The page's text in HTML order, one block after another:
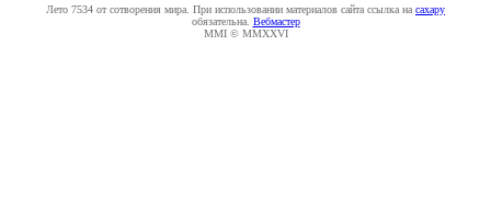
Лето 7534 от сотворения мира. При использовании материалов сайта ссылка на caxapу
обязательна. Вебмастер
MMI © MMXXVI